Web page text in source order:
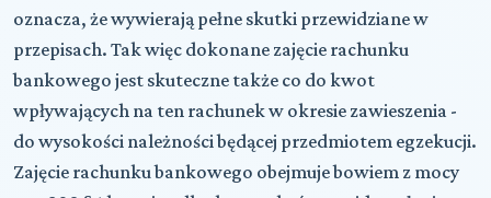
oznacza, że wywierają pełne skutki przewidziane w
przepisach. Tak więc dokonane zajęcie rachunku
bankowego jest skuteczne także co do kwot
wpływających na ten rachunek w okresie zawieszenia -
do wysokości należności będącej przedmiotem egzekucji.
Zajęcie rachunku bankowego obejmuje bowiem z mocy